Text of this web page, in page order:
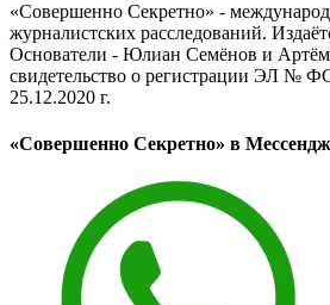
«Совершенно Секретно» -
журналистских расследований.
Основатели - Юлиан Семёнов и
свидетельство о регистрации ЭЛ №
25.12.2020 г.
«Совершенно Секретно» в